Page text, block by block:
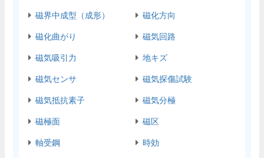
磁界中成型（成形） 磁化方向
磁化曲がり 磁気回路
磁気吸引力 地キズ
磁気センサ 磁気探傷試験
磁気抵抗素子 磁気分極
磁極面 磁区
軸受鋼 時効